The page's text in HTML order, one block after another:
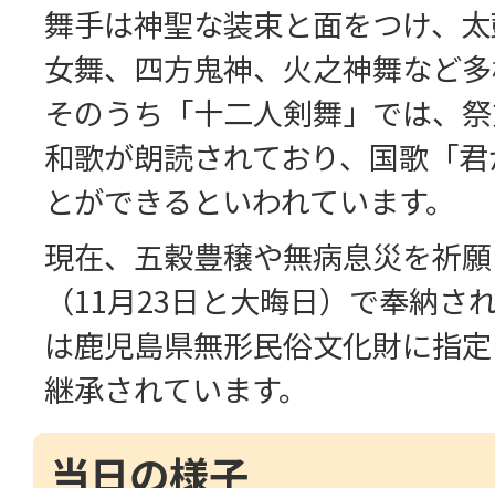
舞手は神聖な装束と面をつけ、
女舞、四方鬼神、火之神舞など
そのうち「十二人剣舞」では、
和歌が朗読されており、国歌「
とができるといわれています。
現在、五穀豊穣や無病息災を祈
（11月23日と大晦日）で奉納さ
は鹿児島県無形民俗文化財に指
継承されています。
当日の様子